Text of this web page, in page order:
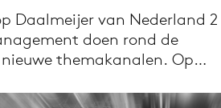
via de Adformatie
app
Daalmeijer van Nederland 2
doen rond de
themakanalen. Op…